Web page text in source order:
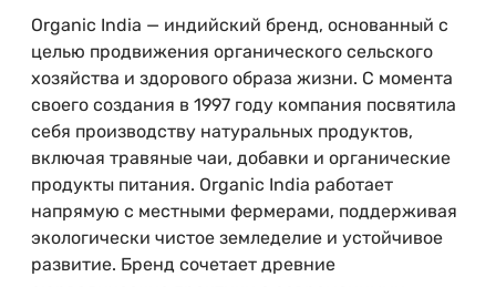
Organic India — индийский бренд, основанный с
целью продвижения органического сельского
хозяйства и здорового образа жизни. С момента
своего создания в 1997 году компания посвятила
себя производству натуральных продуктов,
включая травяные чаи, добавки и органические
продукты питания. Organic India работает
напрямую с местными фермерами, поддерживая
экологически чистое земледелие и устойчивое
развитие. Бренд сочетает древние